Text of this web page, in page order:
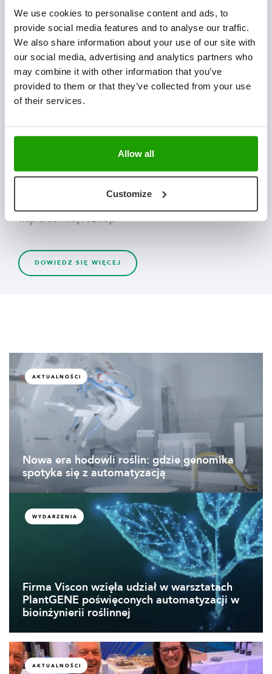
We use cookies to personalise content and ads, to
provide social media features and to analyse our traffic.
We also share information about your use of our site with
our social media, advertising and analytics partners who
may combine it with other information that you’ve
provided to them or that they’ve collected from your use
of their services.
Allow all
Customize
Tworzymy zaawansowane rozwiązania do
automatyzacji produkcji młodych roślin, które
pomagają hodowcom skalować działalność,
ograniczać pracochłonność i utrzymywać najwyższą
jakość roślin. Nasze systemy automatyzują cały
proces — od siewu i przesadzania po sortowanie i
biologicznymi i systemami danych.
nasion, hodowli tkankowej czy szczepek, nasze
gotowe rozwiązania zostały zaprojektowane tak, aby
wspierać Twój rozwój.
DOWIEDZ SIĘ WIĘCEJ
AKTUALNOŚCI
Nowa era hodowli roślin: gdzie genomika
spotyka się z automatyzacją
WYDARZENIA
Firma Viscon wzięła udział w warsztatach
PlantGENE poświęconych automatyzacji w
bioinżynierii roślinnej
AKTUALNOŚCI